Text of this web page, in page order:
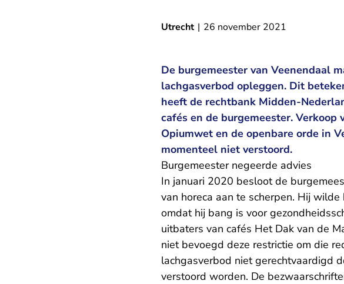
Utrecht | 26 november 2021
De burgemeester van Veenendaal
lachgasverbod opleggen. Dit
heeft de rechtbank Midden-
cafés en de burgemeester.
Opiumwet en de openbare orde in
momenteel niet verstoord.
Burgemeester negeerde advies
In januari 2020 besloot de
van horeca aan te scherpen. Hij
omdat hij bang is voor
uitbaters van cafés Het Dak van de
niet bevoegd deze restrictie om die
lachgasverbod niet gerechtvaardigd
verstoord worden. De